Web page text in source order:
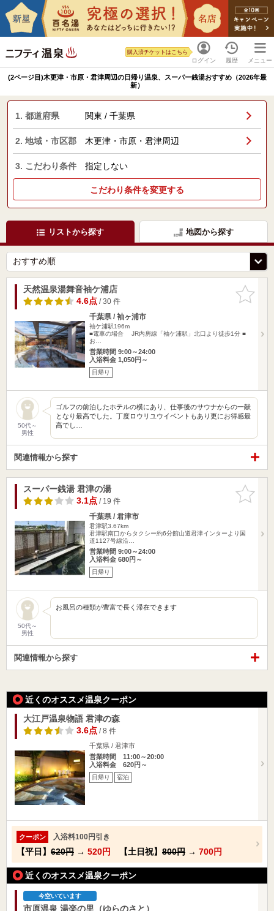
ログイン
購入済チケットはこちら
履歴 メニュー
(2ページ目)木更津・市原・君津周辺の日帰り温泉、スーパー銭湯おすすめ（2026年最
新）
1. 都道府県 関東 / 千葉県
2. 地域・市区郡 木更津・市原・君津周辺
3. こだわり条件 指定しない
こだわり条件を変更する
リストから探す 地図から探す
お気に入
りに追加
天然温泉湯舞音袖ケ浦店
4.6点/ 30 件
千葉県 / 袖ヶ浦市
袖ケ浦駅196m
■電車の場合 JR内房線「袖ケ浦駅」北口より徒歩1分 ■
お…
営業時間 9:00～24:00
入浴料金 1,050円～
日帰り
50代～
男性
ゴルフの前泊したホテルの横にあり、仕事後のサウナからの一献
となり最高でした。丁度ロウリユウイベントもあり更にお得感最
高でし…
関連情報から探す
お気に入
りに追加
スーパー銭湯 君津の湯
3.1点/ 19 件
千葉県 / 君津市
君津駅3.67km
君津駅南口からタクシー約6分館山道君津インターより国
道1127号線沿…
営業時間 9:00～24:00
入浴料金 680円～
日帰り
50代～
男性
お風呂の種類が豊富で長く滞在できます
関連情報から探す
近くのオススメ温泉クーポン
大江戸温泉物語 君津の森
3.6点/ 8 件
千葉県 / 君津市
営業時間 11:00～20:00
入浴料金 620円～
日帰り 宿泊
クーポン 入浴料100円引き
【平日】 620円 → 520円 【土日祝】 800円 → 700円
近くのオススメ温泉クーポン
今空いています
市原温泉 湯楽の里（ゆらのさと）